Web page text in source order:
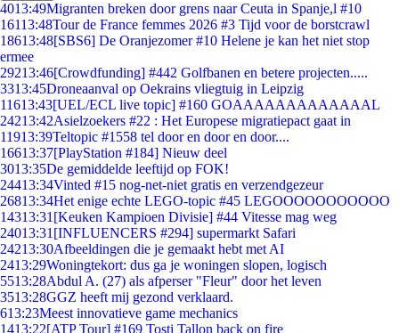
4013:49Migranten breken door grens naar Ceuta in Spanje,l #10
16113:48Tour de France femmes 2026 #3 Tijd voor de borstcrawl
18613:48[SBS6] De Oranjezomer #10 Helene je kan het niet stop
ermee
29213:46[Crowdfunding] #442 Golfbanen en betere projecten.....
3313:45Droneaanval op Oekrains vliegtuig in Leipzig
11613:43[UEL/ECL live topic] #160 GOAAAAAAAAAAAAAL
24213:42Asielzoekers #22 : Het Europese migratiepact gaat in
11913:39Teltopic #1558 tel door en door en door....
16613:37[PlayStation #184] Nieuw deel
3013:35De gemiddelde leeftijd op FOK!
24413:34Vinted #15 nog-net-niet gratis en verzendgezeur
26813:34Het enige echte LEGO-topic #45 LEGOOOOOOOOOOO
14313:31 [Keuken Kampioen Divisie] #44 Vitesse mag weg
24013:31 [INFLUENCERS #294] supermarkt Safari
24213:30Afbeeldingen die je gemaakt hebt met AI
2413:29Woningtekort: dus ga je woningen slopen, logisch
5513:28Abdul A. (27) als afperser "Fleur" door het leven
3513:28GGZ heeft mij gezond verklaard.
613:23Meest innovatieve game mechanics
1413:22[ATP Tour] #169 Tosti Tallon back on fire